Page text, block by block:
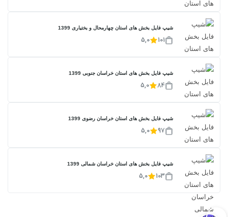
شیپ فایل بخش های استان چهارمحال و بختیاری 1399
101
5,0
شیپ فایل بخش های استان خراسان جنوبی 1399
84
5,0
شیپ فایل بخش های استان خراسان رضوی 1399
97
5,0
شیپ فایل بخش های استان خراسان شمالی 1399
103
5,0